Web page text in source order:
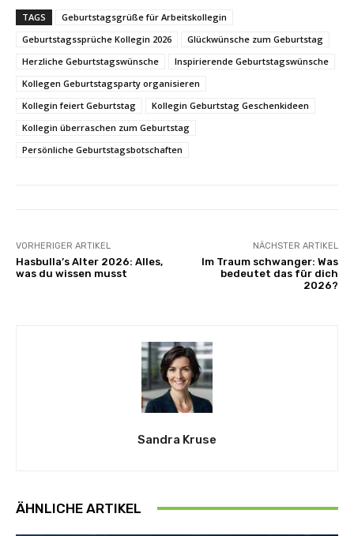
TAGS
Geburtstagsgrüße für Arbeitskollegin
Geburtstagssprüche Kollegin 2026
Glückwünsche zum Geburtstag
Herzliche Geburtstagswünsche
Inspirierende Geburtstagswünsche
Kollegen Geburtstagsparty organisieren
Kollegin feiert Geburtstag
Kollegin Geburtstag Geschenkideen
Kollegin überraschen zum Geburtstag
Persönliche Geburtstagsbotschaften
VORHERIGER ARTIKEL
Hasbulla’s Alter 2026: Alles,
was du wissen musst
NÄCHSTER ARTIKEL
Im Traum schwanger: Was
bedeutet das für dich
2026?
Sandra Kruse
ÄHNLICHE ARTIKEL